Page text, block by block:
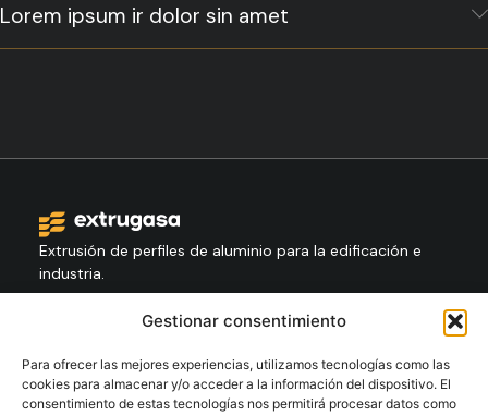
Gestionar consentimiento
Para ofrecer las mejores experiencias, utilizamos tecnologías como las
cookies para almacenar y/o acceder a la información del dispositivo. El
consentimiento de estas tecnologías nos permitirá procesar datos como
Lorem ipsum ir dolor sin amet
Extrusión de perfiles de aluminio para la edificación e
industria.
+34 986 564 009